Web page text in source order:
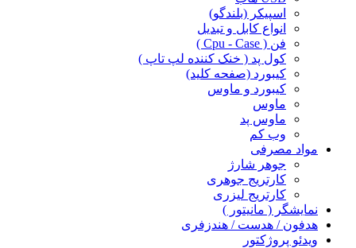
اسپیکر (بلندگو)
انواع کابل و تبدیل
فن ( Cpu - Case )
کول پد ( خنک کننده لپ تاپ )
کیبورد (صفحه کلید)
کیبورد و ماوس
ماوس
ماوس پد
وب کم
مواد مصرفی
جوهر شارژ
کارتریج جوهری
کارتریج لیزری
نمایشگر ( مانیتور )
هدفون / هدست / هندزفری
ویدئو پروژکتور